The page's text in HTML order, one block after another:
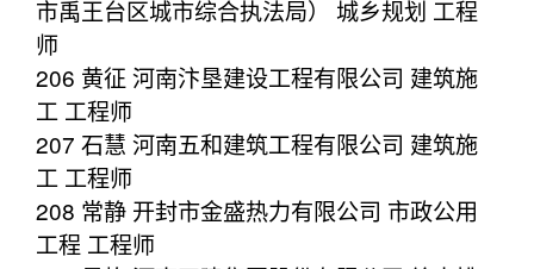
市禹王台区城市综合执法局） 城乡规划 工程
师
206 黄征 河南汴垦建设工程有限公司 建筑施
工 工程师
207 石慧 河南五和建筑工程有限公司 建筑施
工 工程师
208 常静 开封市金盛热力有限公司 市政公用
工程 工程师